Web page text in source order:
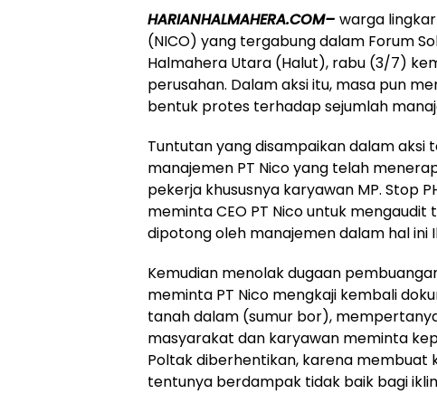
HARIANHALMAHERA.COM– warga
(NICO) yang tergabung dalam Forum
Halmahera Utara (Halut), rabu (3/7)
perusahan. Dalam aksi itu, masa pun
bentuk protes terhadap sejumlah
Tuntutan yang disampaikan dalam
manajemen PT Nico yang telah
pekerja khususnya karyawan MP. Stop
meminta CEO PT Nico untuk
dipotong oleh manajemen dalam hal ini
Kemudian menolak dugaan
meminta PT Nico mengkaji kembali
tanah dalam (sumur bor),
masyarakat dan karyawan meminta
Poltak diberhentikan, karena membuat
tentunya berdampak tidak baik bagi